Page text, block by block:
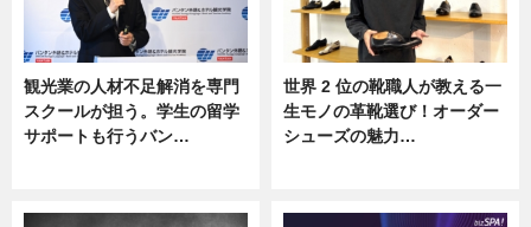
観光業の人材不足解消を専門
スクールが担う。学生の留学
サポートも行うバン…
世界 2 位の靴職人が教える一
生モノの革靴選び！オーダー
シューズの魅力…